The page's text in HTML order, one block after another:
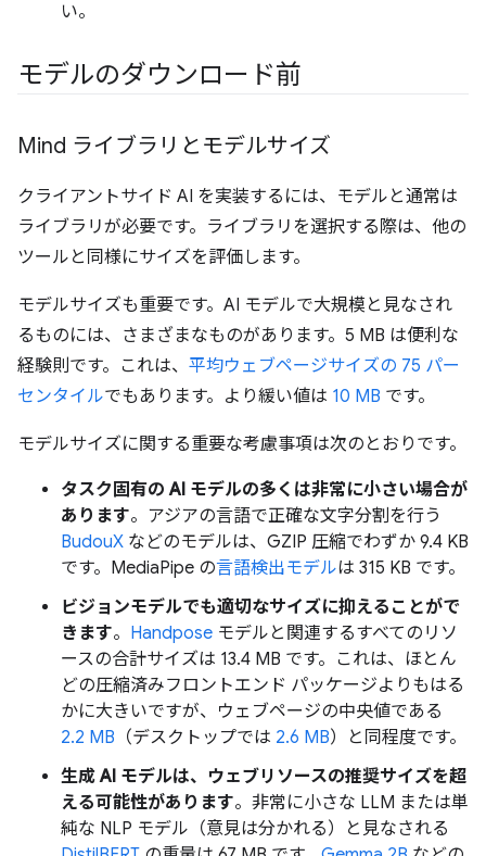
い。
モデルのダウンロード前
Mind ライブラリとモデルサイズ
クライアントサイド AI を実装するには、モデルと通常は
ライブラリが必要です。ライブラリを選択する際は、他の
ツールと同様にサイズを評価します。
モデルサイズも重要です。AI モデルで大規模と見なされ
るものには、さまざまなものがあります。5 MB は便利な
経験則です。これは、 平均ウェブページサイズの 75 パー
センタイルでもあります。より緩い値は 10 MB です。
モデルサイズに関する重要な考慮事項は次のとおりです。
タスク固有の AI モデルの多くは非常に小さい場合が
あります。アジアの言語で正確な文字分割を行う
BudouX などのモデルは、GZIP 圧縮でわずか 9.4 KB
です。MediaPipe の言語検出モデルは 315 KB です。
ビジョンモデルでも適切なサイズに抑えることがで
きます。 Handpose モデルと関連するすべてのリソ
ースの合計サイズは 13.4 MB です。これは、ほとん
どの圧縮済みフロントエンド パッケージよりもはる
かに大きいですが、ウェブページの中央値である
2.2 MB （デスクトップでは 2.6 MB）と同程度です。
生成 AI モデルは、ウェブリソースの推奨サイズを超
える可能性があります。非常に小さな LLM または単
純な NLP モデル（意見は分かれる）と見なされる